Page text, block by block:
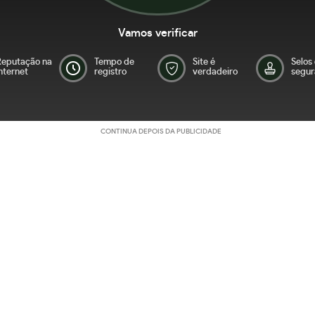
Vamos verificar
na
Tempo de
registro
Site é
verdadeiro
Selos
CONTINUA DEPOIS DA PUBLICIDADE